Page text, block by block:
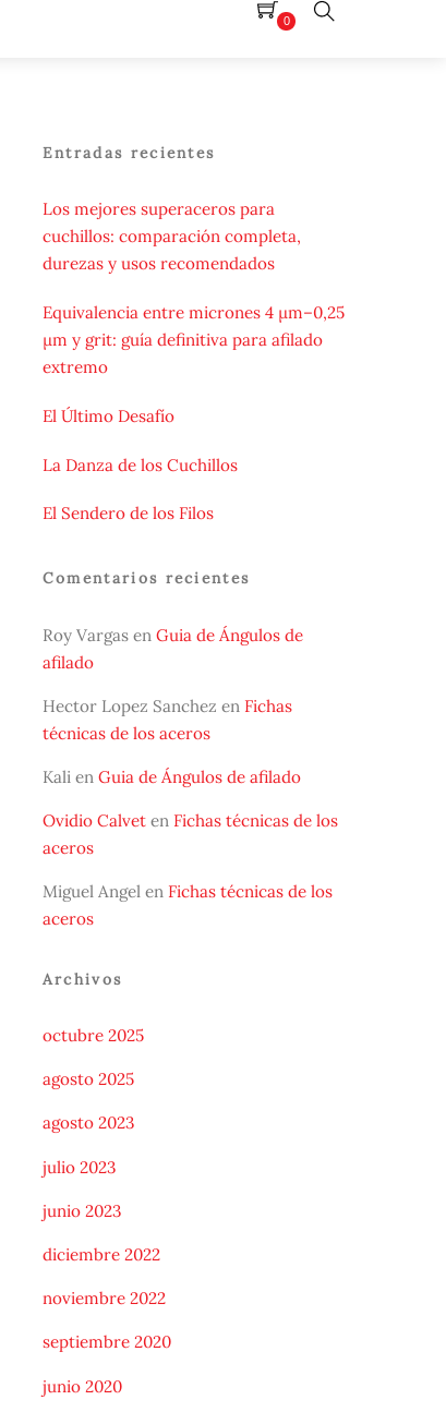
0
Entradas recientes
Los mejores superaceros para
cuchillos: comparación completa,
durezas y usos recomendados
Equivalencia entre micrones 4 µm–0,25
µm y grit: guía definitiva para afilado
extremo
El Último Desafío
La Danza de los Cuchillos
El Sendero de los Filos
Comentarios recientes
Roy Vargasen Guia de Ángulos de
afilado
Hector Lopez Sanchez en Fichas
técnicas de los aceros
Kalien Guia de Ángulos de afilado
Ovidio Calveten Fichas técnicas de los
aceros
Miguel Angelen Fichas técnicas de los
aceros
Archivos
octubre 2025
agosto 2025
agosto 2023
julio 2023
junio 2023
diciembre 2022
noviembre 2022
septiembre 2020
junio 2020